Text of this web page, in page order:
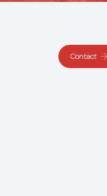
Contact